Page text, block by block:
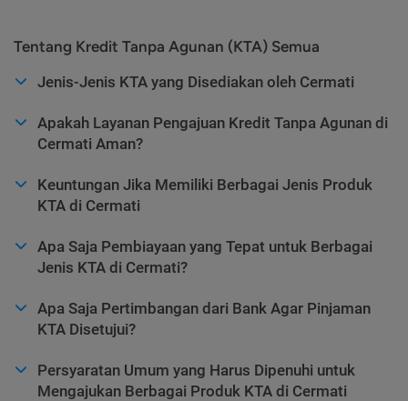
Tentang Kredit Tanpa Agunan (KTA) Semua
Jenis-Jenis KTA yang Disediakan oleh Cermati
Apakah Layanan Pengajuan Kredit Tanpa Agunan di
Cermati Aman?
Keuntungan Jika Memiliki Berbagai Jenis Produk
KTA di Cermati
Apa Saja Pembiayaan yang Tepat untuk Berbagai
Jenis KTA di Cermati?
Apa Saja Pertimbangan dari Bank Agar Pinjaman
KTA Disetujui?
Persyaratan Umum yang Harus Dipenuhi untuk
Mengajukan Berbagai Produk KTA di Cermati